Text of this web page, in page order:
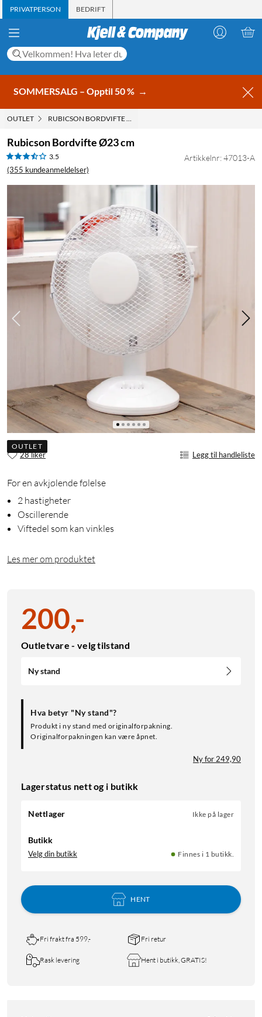
PRIVATPERSON BEDRIFT
SOMMERSALG – Opptil 50 % →
OUTLET RUBICSON BORDVIFTE Ø23 CM
Rubicson Bordvifte Ø23 cm
3.5
(355 kundeanmeldelser)
Artikkelnr: 47013-A
OUTLET
28 liker Legg til handleliste
For en avkjølende følelse
2 hastigheter
Oscillerende
Viftedel som kan vinkles
Les mer om produktet
200,-
Outletvare - velg tilstand
Ny stand
Hva betyr "Ny stand"?
Produkt i ny stand med originalforpakning.
Originalforpakningen kan være åpnet.
Ny for 249,90
Lagerstatus nett og i butikk
Nettlager Ikke på lager
Butikk
Velg din butikk Finnes i 1 butikk.
HENT
Fri frakt fra 599,- Fri retur
Rask levering Hent i butikk, GRATIS!